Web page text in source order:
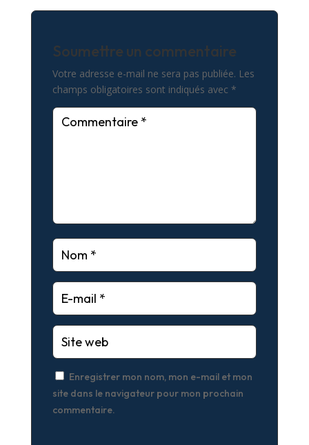
Soumettre un commentaire
Votre adresse e-mail ne sera pas publiée. Les
champs obligatoires sont indiqués avec *
Enregistrer mon nom, mon e-mail et mon
site dans le navigateur pour mon prochain
commentaire.